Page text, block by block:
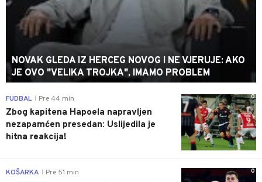
NOVAK GLEDA IZ HERCEG NOVOG I NE VJERUJE: AKO
JE OVO "VELIKA TROJKA", IMAMO PROBLEM
0
FUDBAL Pre 44 min
Zbog kapitena Hapoela napravljen
nezapamćen presedan: Uslijedila je
hitna reakcija!
0
KOŠARKA Pre 51 min